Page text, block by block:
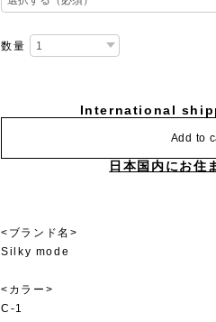
数量
International
Add to
日本国内にお住
<ブランド名>
Silky mode
<カラー>
C-1